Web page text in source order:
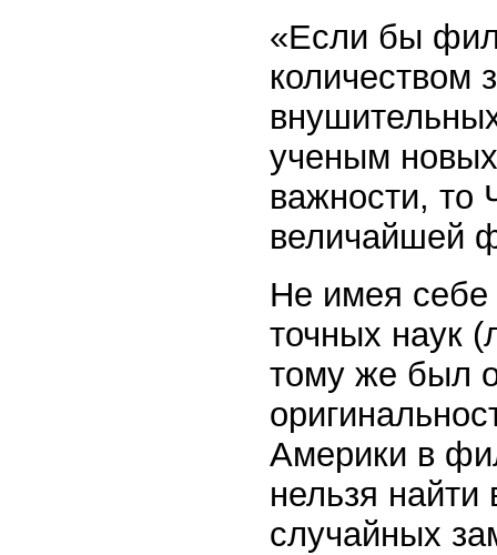
«Если бы
количеством
ученым
важности, то
величайшей
Не имея себе
точных наук
тому же был
Америки в
нельзя
случайных